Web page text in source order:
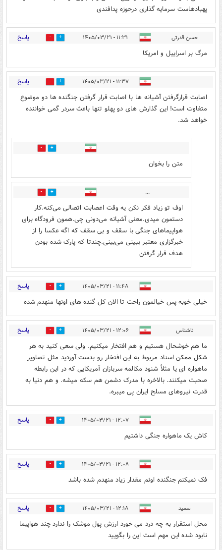
پهبادهاست سرمایه گذاری درحوزه پدافندی
حسن قدرتی ۱۱:۳۱ - ۱۴۰۵/۰۳/۲۱ 1 پاسخ
مرگ بر اسراییل و امریکا
۱۱:۳۷ - ۱۴۰۵/۰۳/۲۱ 0 پاسخ
اصابت قرارگرفتن آشیانه ها با اصابت قرار گرفتن جنگنده ها دو موضوع
متفاوت است! این گذارش های دو پهلو تنها باعث سردر گمی خواننده
خواهد شد.
0
متن را بخوان
...
1
اوف تو زیاد فکر نکن یه وقت اعصابت اتصالی می‌کنه.کار
دستمون میدی.معنی آشیانه می‌دونی چی.همون فرودگاه برای
هواپیماهای جنگی با سقف و بی سقف که اگه عکسا را از
خبرگزاری معتبر ببینی می‌بینی.چندتا که پارک شده بودن
هدف قرار گرفتن
۱۱:۴۸ - ۱۴۰۵/۰۳/۲۱ 0 پاسخ
خیلی خوبه پس خیالمون راحت تا الان ‌کل گنده های اونها منهدم شده
ناشناس ۱۲:۰۶ - ۱۴۰۵/۰۳/۲۱ 1 پاسخ
ما هم خوشحال هستیم و هم افتخار میکنیم. ولی سعی کنید به هر
شکل ممکن اسناد مربوط به این افتخار رو بدست آوردید مثل تصاویر
ماهواره ای یا مثلاً شنود مکالمه سربازان آمریکایی که در این رابطه
صحبت میکنند. بالاخره با مدرک دشمن هم سکه میشه. و هم دنیا به
قدرت نیروهای مسلح ایران پی میبره.
۱۲:۰۷ - ۱۴۰۵/۰۳/۲۱ 0 پاسخ
کاش یک ماهواره جنگی داشتیم
۱۲:۰۸ - ۱۴۰۵/۰۳/۲۱ 1 پاسخ
فک نمیکنم جنگنده اونم مقدار زیاد منهدم شده باشد
سعید ۱۲:۱۸ - ۱۴۰۵/۰۳/۲۱ 0 پاسخ
محل استقرار به چه درد می خورد ارزش پول موشک را ندارد چند هواپیما
نابود شده این مهم است این را بگویید